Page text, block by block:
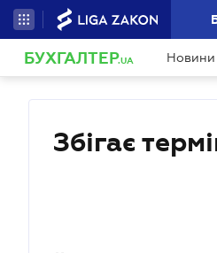
БУХГАЛТЕР.UA Новини
Збігає